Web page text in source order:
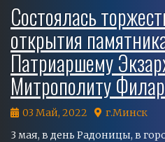
Состоялась
открытия
Патриаршему
Митрополиту
03 Май, 2022
г.Минск
3 мая, в день Радоницы, в